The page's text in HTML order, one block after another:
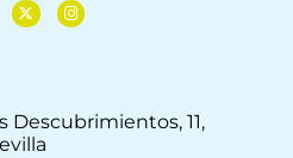
Descubrimientos, 11,